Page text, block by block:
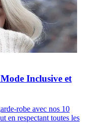
Inclusive et
robe avec nos 10
en respectant toutes les